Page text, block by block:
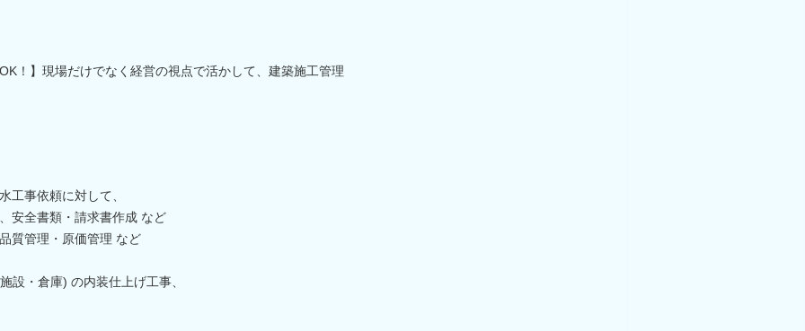
！】現場だけでなく経営の視点で活かして、建築施工管理
工事依頼に対して、
安全書類・請求書作成 など
質管理・原価管理 など
設・倉庫) の内装仕上げ工事、